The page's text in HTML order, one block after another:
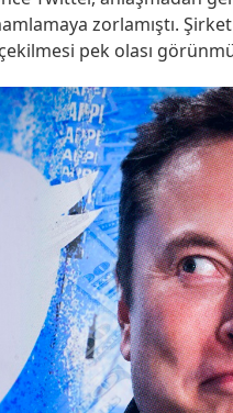
zorlamıştı.
pek olası